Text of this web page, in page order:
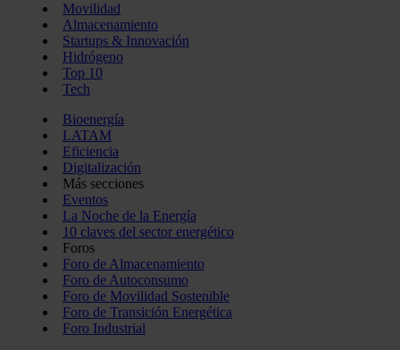
Movilidad
Almacenamiento
Startups & Innovación
Hidrógeno
Top 10
Tech
Bioenergía
LATAM
Eficiencia
Digitalización
Más secciones
Eventos
La Noche de la Energía
10 claves del sector energético
Foros
Foro de Almacenamiento
Foro de Autoconsumo
Foro de Movilidad Sostenible
Foro de Transición Energética
Foro Industrial